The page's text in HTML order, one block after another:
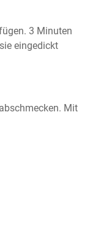
3 Minuten
eingedickt
Mit